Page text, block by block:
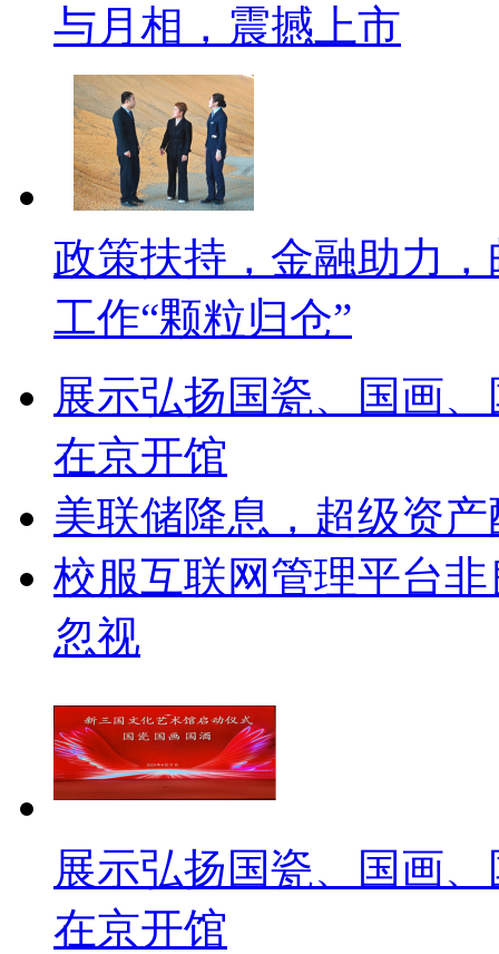
与月相，震撼上市
政策扶持，金融助力
工作“颗粒归仓”
展示弘扬国瓷、国画
在京开馆
美联储降息，超级资
校服互联网管理平台
忽视
展示弘扬国瓷、国画
在京开馆